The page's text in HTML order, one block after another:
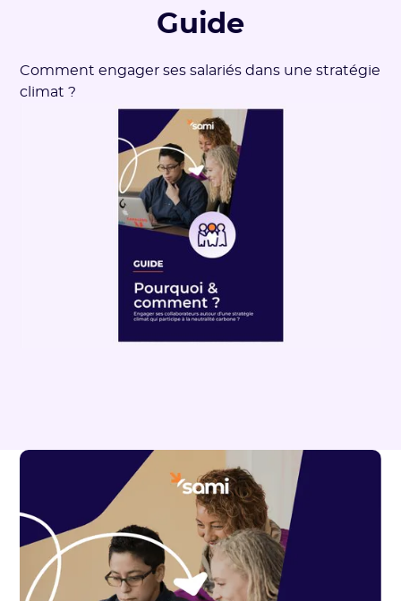
Guide
Comment engager ses salariés dans une stratégie
climat ?